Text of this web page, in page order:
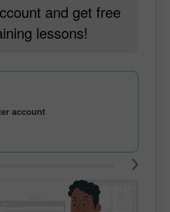
and get free
lessons!
account